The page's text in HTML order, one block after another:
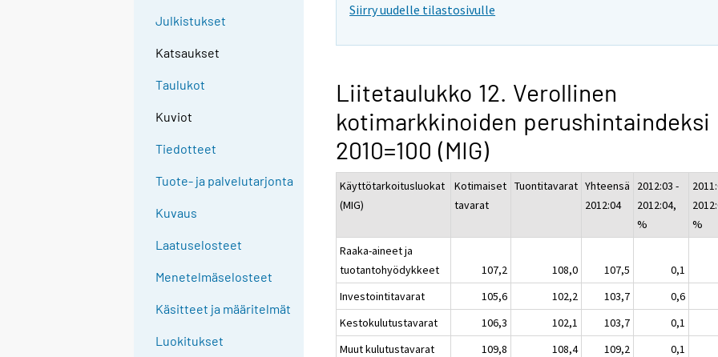
Julkistukset
Katsaukset
Taulukot
Kuviot
Tiedotteet
Tuote- ja palvelutarjonta
Kuvaus
Laatuselosteet
Menetelmäselosteet
Käsitteet ja määritelmät
Luokitukset
Siirry uudelle tilastosivulle
Liitetaulukko 12. Verollinen
kotimarkkinoiden perushintaindeksi
2010=100 (MIG)
Käyttötarkoitusluokat
(MIG)
Kotimaiset
tavarat
Tuontitavarat Yhteensä
2012:04
2012:03 -
2012:04,
%
%
Raaka-aineet ja
tuotantohyödykkeet
107,2 108,0 107,5
0,1
Investointitavarat
105,6 102,2 103,7
0,6
Kestokulutustavarat
106,3 102,1 103,7
0,1
Muut kulutustavarat
109,8 108,4 109,2
0,1